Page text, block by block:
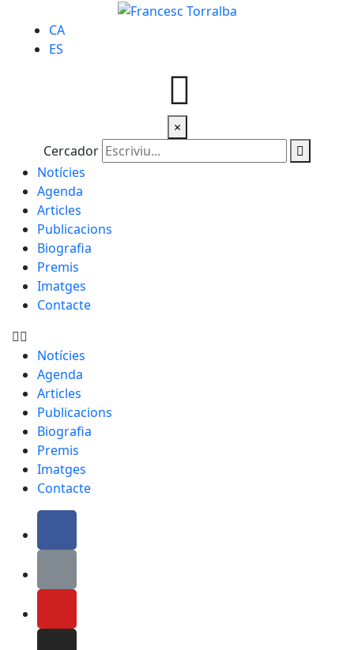
CA
ES
×
Cercador
Notícies
Agenda
Articles
Publicacions
Biografia
Premis
Imatges
Contacte
Notícies
Agenda
Articles
Publicacions
Biografia
Premis
Imatges
Contacte